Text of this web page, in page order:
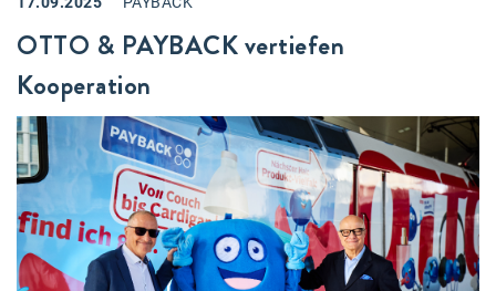
OTTO & PAYBACK vertiefen
Kooperation